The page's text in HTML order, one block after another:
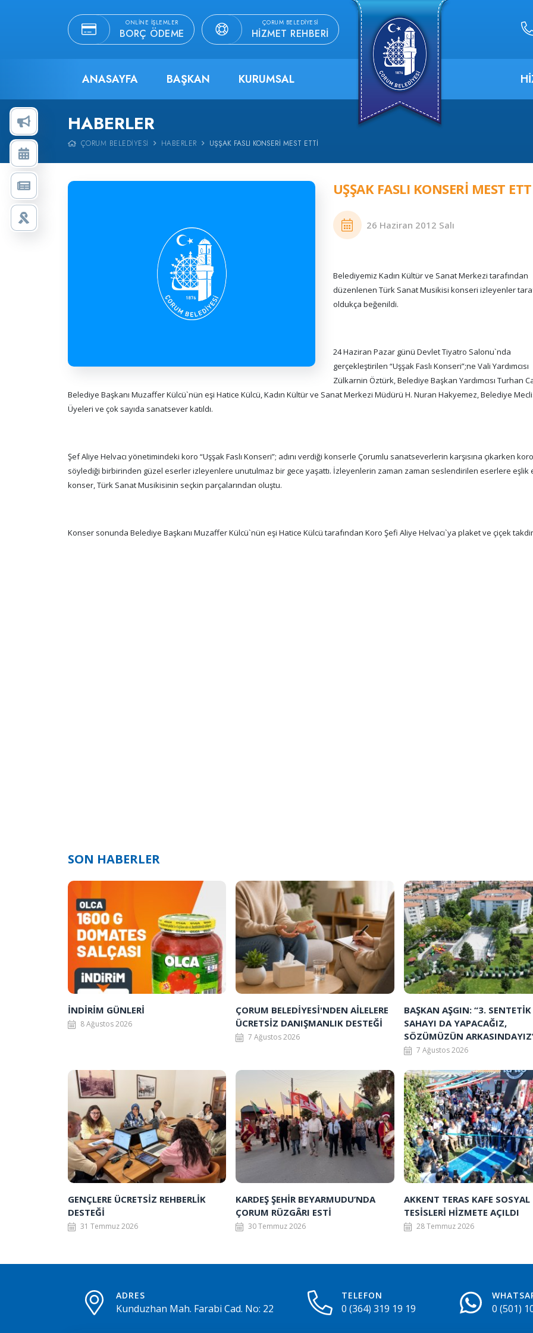
ONLINE İŞLEMLER
BORÇ ÖDEME
ÇORUM BELEDIYESI
HIZMET REHBERI
ANASAYFA BAŞKAN KURUMSAL
HABERLER
ÇORUM BELEDIYESI HABERLER UŞŞAK FASLI KONSERİ MEST ETTİ
UŞŞAK FASLI KONSERİ MEST
26 Haziran 2012 Salı
Belediyemiz Kadın Kültür ve Sanat Merkezi tarafından
düzenlenen Türk Sanat Musikisi konseri izleyenler
oldukça beğenildi.
24 Haziran Pazar günü Devlet Tiyatro Salonu`nda
gerçekleştirilen “Uşşak Faslı Konseri”;ne Vali Yardımcısı
Zülkarnin Öztürk, Belediye Başkan Yardımcısı Turhan
Belediye Başkanı Muzaffer Külcü`nün eşi Hatice Külcü, Kadın Kültür ve Sanat Merkezi Müdürü H. Nuran Hakyemez, Belediye
Üyeleri ve çok sayıda sanatsever katıldı.
Şef Aliye Helvacı yönetimindeki koro “Uşşak Faslı Konseri”; adını verdiği konserle Çorumlu sanatseverlerin karşısına çıkarken
söylediği birbirinden güzel eserler izleyenlere unutulmaz bir gece yaşattı. İzleyenlerin zaman zaman seslendirilen eserlere eşlik
konser, Türk Sanat Musikisinin seçkin parçalarından oluştu.
Konser sonunda Belediye Başkanı Muzaffer Külcü`nün eşi Hatice Külcü tarafından Koro Şefi Aliye Helvacı`ya plaket ve çiçek
SON HABERLER
İNDİRİM GÜNLERİ
8 Ağustos 2026
ÇORUM BELEDİYESİ'NDEN AİLELERE
ÜCRETSİZ DANIŞMANLIK DESTEĞİ
7 Ağustos 2026
BAŞKAN AŞGIN: “3. SENTETİK
SAHAYI DA YAPACAĞIZ,
SÖZÜMÜZÜN
7 Ağustos 2026
GENÇLERE ÜCRETSİZ REHBERLİK
DESTEĞİ
31 Temmuz 2026
KARDEŞ ŞEHİR BEYARMUDU’NDA
ÇORUM RÜZGÂRI ESTİ
30 Temmuz 2026
AKKENT TERAS KAFE SOSYAL
TESİSLERİ HİZMETE AÇILDI
28 Temmuz 2026
ADRES
Kunduzhan Mah. Farabi Cad. No: 22
TELEFON
0 (364) 319 19 19 0 (501)